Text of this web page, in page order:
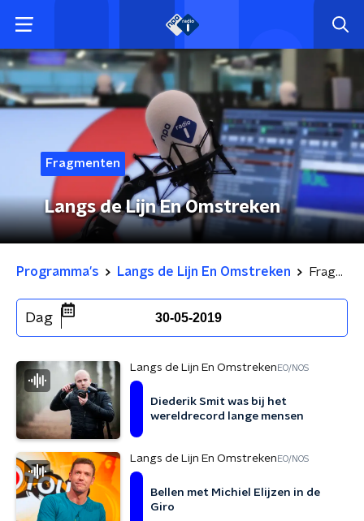
Fragmenten
Langs de Lijn En Omstreken
Programma's Langs de Lijn En Omstreken Fragmenten
Dag 30-05-2019
Langs de Lijn En Omstreken EO/NOS
Diederik Smit was bij het
wereldrecord lange mensen
Langs de Lijn En Omstreken EO/NOS
Bellen met Michiel Elijzen in de
Giro